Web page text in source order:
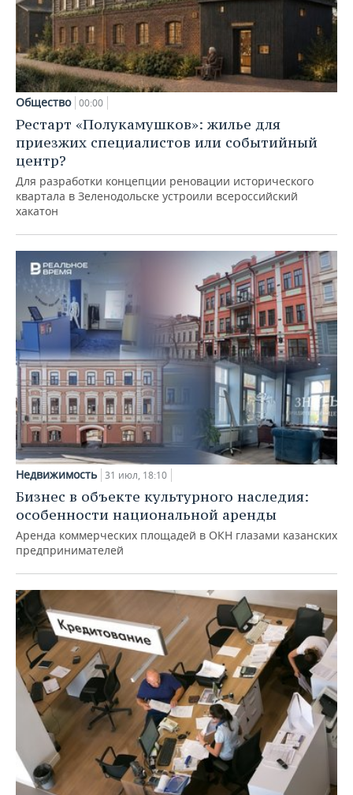
Общество 00:00
Рестарт «Полукамушков»: жилье для
приезжих специалистов или событийный
центр?
Для разработки концепции реновации исторического
квартала в Зеленодольске устроили всероссийский
хакатон
Недвижимость 31 июл, 18:10
Бизнес в объекте культурного наследия:
особенности национальной аренды
Аренда коммерческих площадей в ОКН глазами казанских
предпринимателей